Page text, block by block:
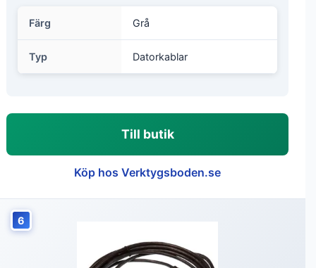
Färg Grå
Typ Datorkablar
Till butik
Köp hos Verktygsboden.se
6